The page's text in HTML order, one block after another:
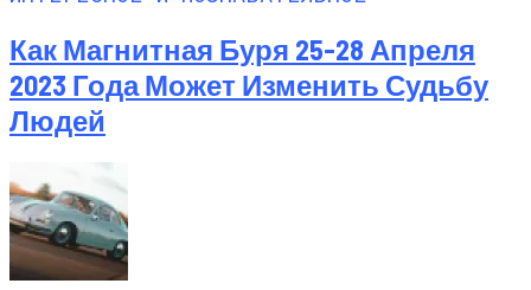
Как Магнитная Буря 25-28 Апреля
2023 Года Может Изменить Судьбу
Людей